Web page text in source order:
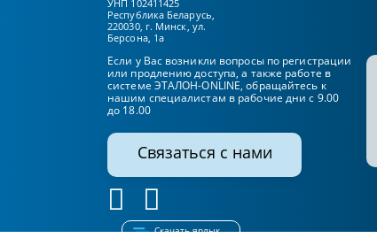
УНП 102411425
Республика Беларусь,
220030, г. Минск, ул.
Берсона, 1а
Если у Вас возникли вопросы по регистрации
или продлению доступа, а также работе в
системе ЭТАЛОН-ONLINE, обращайтесь к
нашим специалистам в рабочие дни с 9.00
до 18.00
Связаться с нами
Скачать ярлык